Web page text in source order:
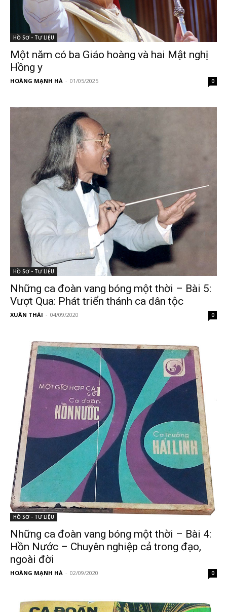
HỒ SƠ - TƯ LIỆU
Một năm có ba Giáo hoàng và hai Mật nghị
Hồng y
HOÀNG MẠNH HÀ - 01/05/2025 0
HỒ SƠ - TƯ LIỆU
Những ca đoàn vang bóng một thời – Bài 5:
Vượt Qua: Phát triển thánh ca dân tộc
XUÂN THÁI - 04/09/2020 0
HỒ SƠ - TƯ LIỆU
Những ca đoàn vang bóng một thời – Bài 4:
Hồn Nước – Chuyên nghiệp cả trong đạo,
ngoài đời
HOÀNG MẠNH HÀ - 02/09/2020 0